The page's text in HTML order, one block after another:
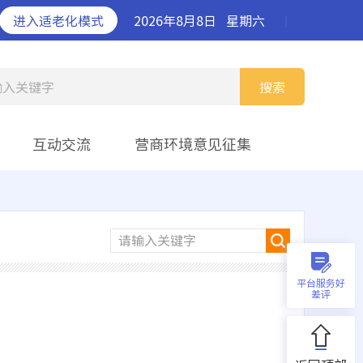
进入适老化模式 2026年8月8日 星期六
搜索
关键字
互动交流 营商环境意见征集
平台服务好
差评
请输入关键字